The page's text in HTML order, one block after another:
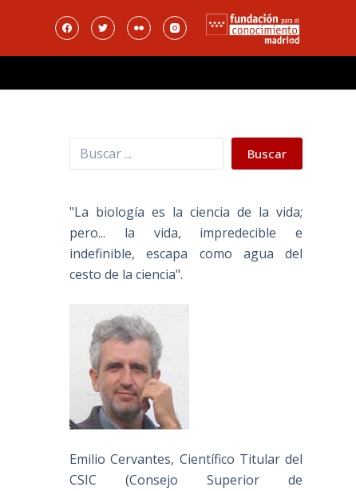
Buscar Buscar
"La biología es la ciencia de la vida;
pero... la vida, impredecible e
indefinible, escapa como agua del
cesto de la ciencia".
Emilio Cervantes, Científico Titular del
CSIC (Consejo Superior de